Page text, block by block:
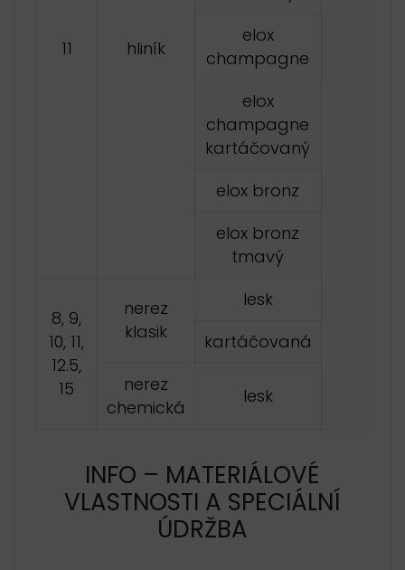
11 hliník
elox
champagne
elox
champagne
kartáčovaný
elox bronz
elox bronz
tmavý
8, 9,
10, 11,
12.5,
15
nerez
klasik
lesk
kartáčovaná
nerez
chemická
lesk
INFO – MATERIÁLOVÉ
VLASTNOSTI A SPECIÁLNÍ
ÚDRŽBA